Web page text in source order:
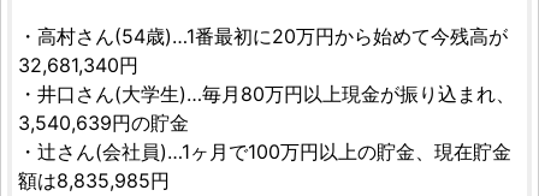
・高村さん(54歳)…1番最初に20万円から始めて今残高が
32,681,340円
・井口さん(大学生)…毎月80万円以上現金が振り込まれ、
3,540,639円の貯金
・辻さん(会社員)…1ヶ月で100万円以上の貯金、現在貯金
額は8,835,985円